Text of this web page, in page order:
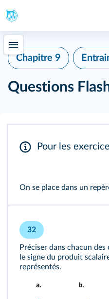
Chapitre 9
Questions
Pour les
On se place dans un
32
Préciser dans chacun des
le signe du produit
représentés.